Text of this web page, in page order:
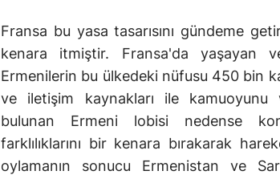
Fransa bu yasa tasarısını gündeme
kenara itmiştir. Fransa'da yaşayan
Ermenilerin bu ülkedeki nüfusu 450 bin
ve iletişim kaynakları ile kamuoyunu
bulunan Ermeni lobisi nedense
farklılıklarını bir kenara bırakarak
oylamanın sonucu Ermenistan ve